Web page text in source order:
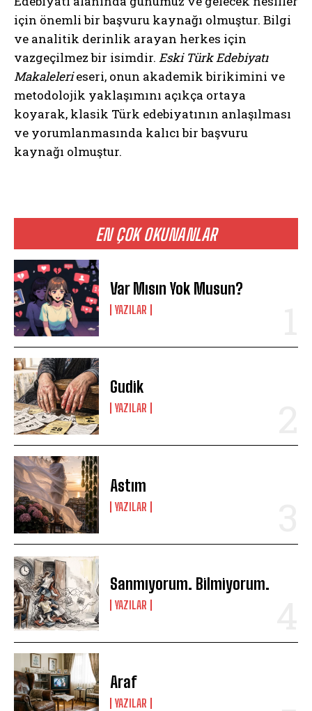
EN ÇOK OKUNANLAR
Var Mısın Yok Musun?
YAZILAR
Gudik
YAZILAR
Astım
YAZILAR
Sanmıyorum. Bilmiyorum.
YAZILAR
Araf
YAZILAR
için önemli bir başvuru kaynağı olmuştur. Bilgi
ve analitik derinlik arayan herkes için
vazgeçilmez bir isimdir. Eski Türk Edebiyatı
Makalelerieseri, onun akademik birikimini ve
metodolojik yaklaşımını açıkça ortaya
koyarak, klasik Türk edebiyatının anlaşılması
ve yorumlanmasında kalıcı bir başvuru
kaynağı olmuştur.